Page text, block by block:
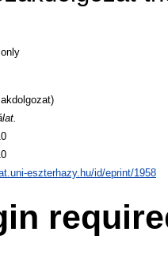
eszterhazy.hu/id/eprint/1958